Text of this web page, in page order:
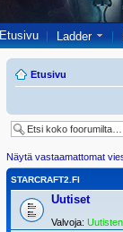
Etusivu Ladder
Etusivu
Näytä vastaamattomat
STARCRAFT2.FI
Uutiset
Valvoja: